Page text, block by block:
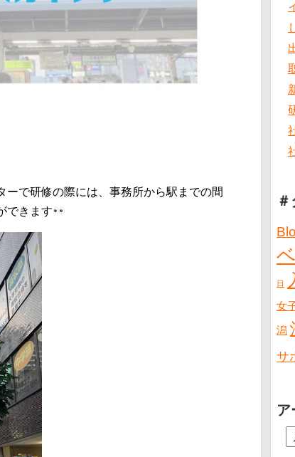
で研修の際には、事務所から駅までの間
できます
日
女
潟
サ
ア